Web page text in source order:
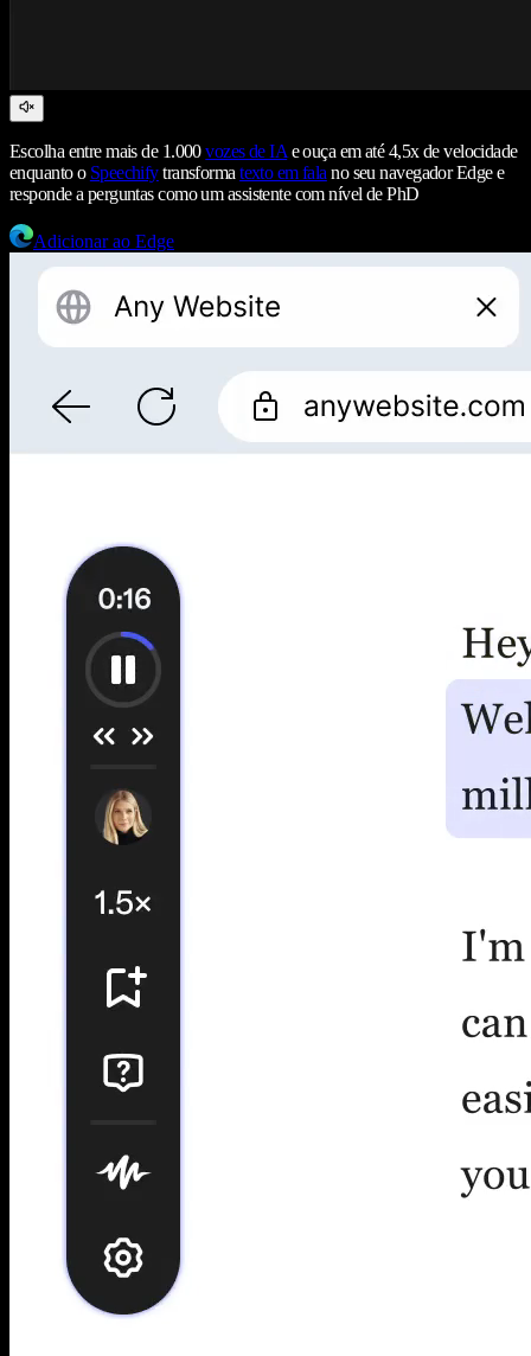
Escolha entre mais de 1.000vozes de IA e ouça em até 4,5x de velocidade
enquanto o Speechifytransformatexto em fala no seu navegador Edge e
responde a perguntas como um assistente com nível de PhD
Adicionar ao Edge